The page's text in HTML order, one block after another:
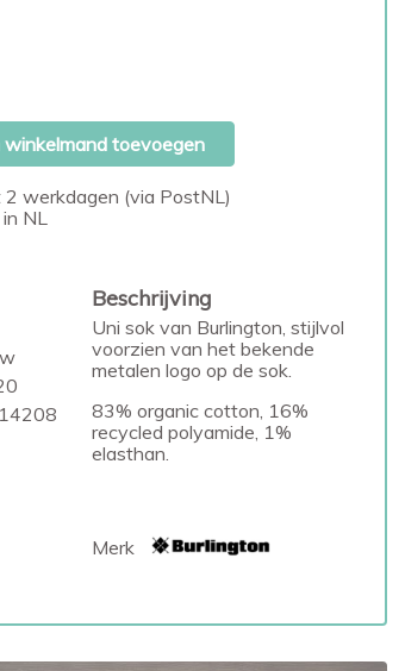
toevoegen
werkdagen (via PostNL)
NL
Beschrijving
Uni sok van Burlington, stijlvol
voorzien van het bekende
metalen logo op de sok.
83% organic cotton, 16%
recycled polyamide, 1%
elasthan.
Merk